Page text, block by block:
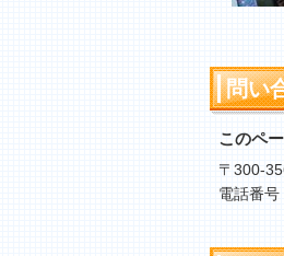
問い
このペ
〒300-
電話番